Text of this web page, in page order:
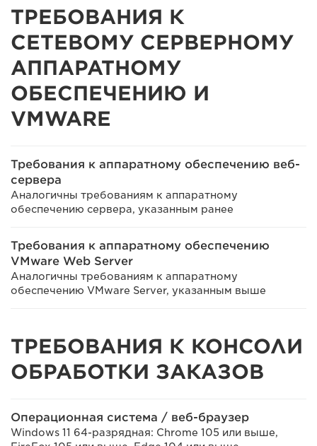
ТРЕБОВАНИЯ К
СЕТЕВОМУ СЕРВЕРНОМУ
АППАРАТНОМУ
ОБЕСПЕЧЕНИЮ И
VMWARE
Требования к аппаратному обеспечению веб-
сервера
Аналогичны требованиям к аппаратному
обеспечению сервера, указанным ранее
Требования к аппаратному обеспечению
VMware Web Server
Аналогичны требованиям к аппаратному
обеспечению VMware Server, указанным выше
ТРЕБОВАНИЯ К КОНСОЛИ
ОБРАБОТКИ ЗАКАЗОВ
Операционная система / веб-браузер
Windows 11 64-разрядная: Chrome 105 или выше,